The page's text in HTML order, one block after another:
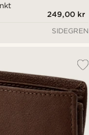
249,00 kr
SIDEGREN